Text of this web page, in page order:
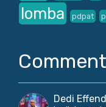
lomba pdpat
Dedi